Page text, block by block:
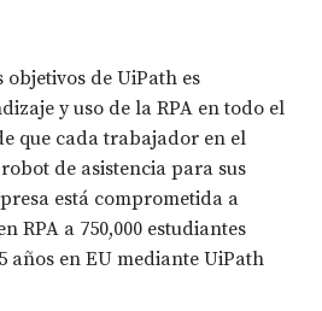
de UiPath es
y uso de la RPA en todo el
que cada trabajador en el
de asistencia para sus
está comprometida a
RPA a 750,000 estudiantes
años en EU mediante UiPath